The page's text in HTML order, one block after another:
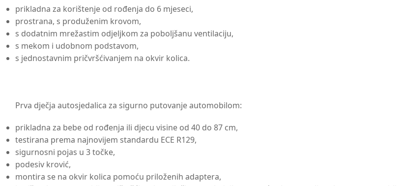
prikladna za korištenje od rođenja do 6 mjeseci,
prostrana, s produženim krovom,
s dodatnim mrežastim odjeljkom za poboljšanu ventilaciju,
s mekom i udobnom podstavom,
s jednostavnim pričvršćivanjem na okvir kolica.
Prva dječja autosjedalica za sigurno putovanje automobilom:
prikladna za bebe od rođenja ili djecu visine od 40 do 87 cm,
testirana prema najnovijem standardu ECE R129,
sigurnosni pojas u 3 točke,
podesiv krović,
montira se na okvir kolica pomoću priloženih adaptera,